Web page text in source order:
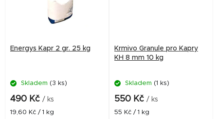
Energys Kapr 2 gr. 25 kg
Skladem (3 ks)
490 Kč / ks
Měrná
19,60 Kč / 1 kg
Krmivo Granule pro Kapry
KH 8 mm 10 kg
Skladem (1 ks)
550 Kč / ks
Měrná
55 Kč / 1 kg